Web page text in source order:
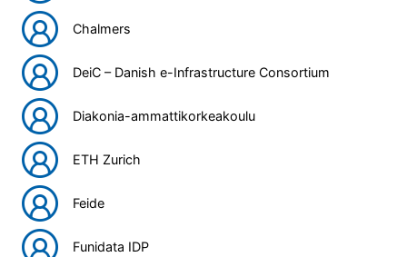
Chalmers
DeiC – Danish e-Infrastructure Consortium
Diakonia-ammattikorkeakoulu
ETH Zurich
Feide
Funidata IDP